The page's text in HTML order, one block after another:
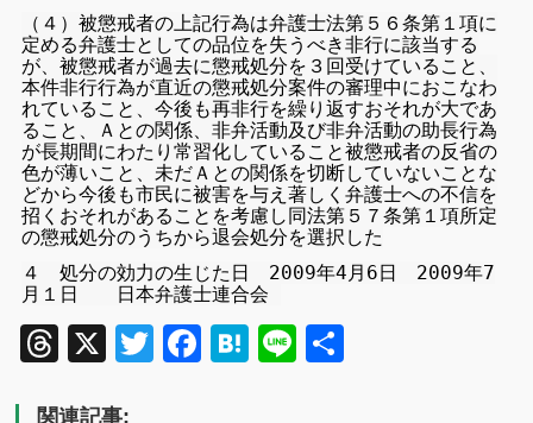
（４）被懲戒者の上記行為は弁護士法第５６条第１項に
定める弁護士としての品位を失うべき非行に該当する
が、被懲戒者が過去に懲戒処分を３回受けていること、
本件非行行為が直近の懲戒処分案件の審理中におこなわ
れていること、今後も再非行を繰り返すおそれが大であ
ること、Ａとの関係、非弁活動及び非弁活動の助長行為
が長期間にわたり常習化していること被懲戒者の反省の
色が薄いこと、未だＡとの関係を切断していないことな
どから今後も市民に被害を与え著しく弁護士への不信を
招くおそれがあることを考慮し同法第５７条第１項所定
の懲戒処分のうちから退会処分を選択した
４ 処分の効力の生じた日 2009年4月6日 2009年7
月１日 日本弁護士連合会
Threads
X TwitterFacebook
Hatena
Line
関連記事: